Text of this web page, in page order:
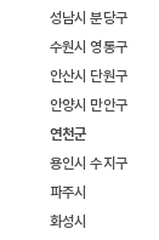
성남시 분당구
수원시 영통구
안산시 단원구
안양시 만안구
연천군
용인시 수지구
파주시
화성시